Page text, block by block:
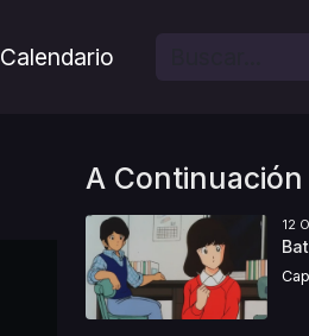
Calendario
A Continuación
12